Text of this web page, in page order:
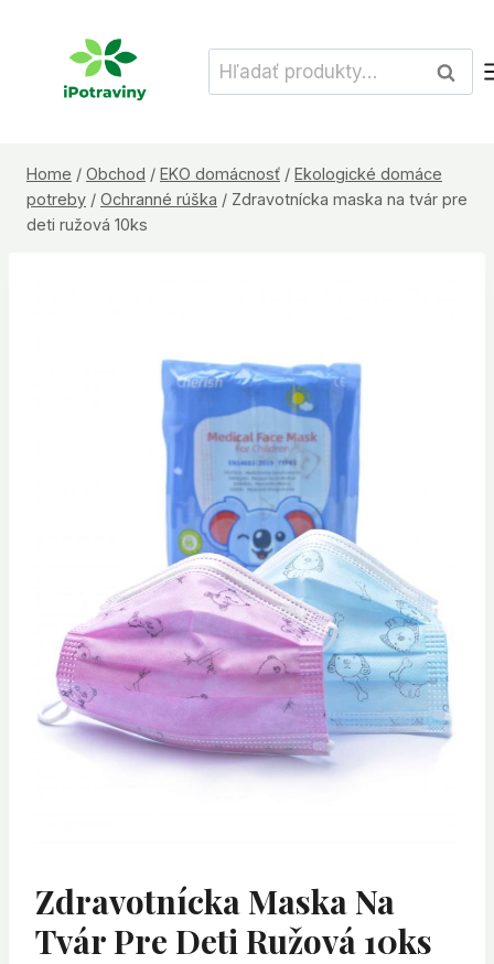
Hľadať:
Home / Obchod / EKO domácnosť / Ekologické domáce
potreby / Ochranné rúška / Zdravotnícka maska na tvár pre
deti ružová 10ks
Zdravotnícka Maska Na
Tvár Pre Deti Ružová 10ks